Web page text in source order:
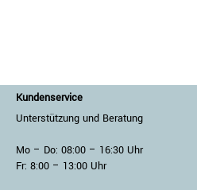
Kundenservice
Unterstützung und Beratung
Mo – Do: 08:00 – 16:30 Uhr
Fr: 8:00 – 13:00 Uhr